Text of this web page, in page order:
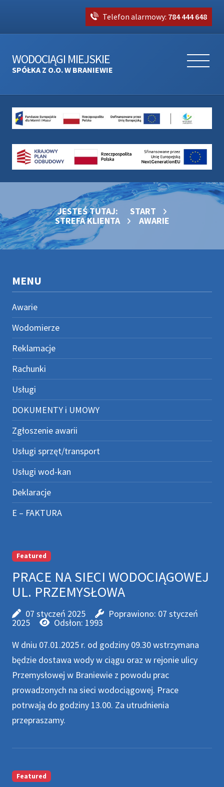
Telefon alarmowy: 784 444 648
WODOCIĄGI MIEJSKIE
SPÓŁKA Z O.O. W BRANIEWIE
JESTEŚ TUTAJ:
START
STREFA KLIENTA
AWARIE
MENU
Awarie
Wodomierze
Reklamacje
Rachunki
Usługi
DOKUMENTY i UMOWY
Zgłoszenie awarii
Usługi sprzęt/transport
Usługi wod-kan
Deklaracje
E – FAKTURA
Featured
PRACE NA SIECI WODOCIĄGOWEJ
UL. PRZEMYSŁOWA
07 styczeń 2025 Poprawiono: 07 styczeń
2025
Odsłon: 1993
W dniu 07.01.2025 r. od godziny 09.30 wstrzymana
będzie dostawa wody w ciągu oraz w rejonie ulicy
Przemysłowej w Braniewie z powodu prac
prowadzonych na sieci wodociągowej. Prace
potrwają do godziny 13.00. Za utrudnienia
przepraszamy.
Featured